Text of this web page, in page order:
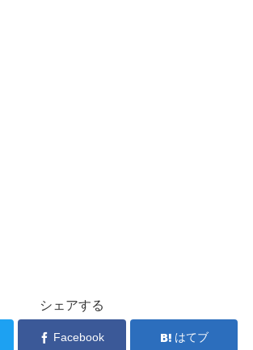
シェアする
Facebook はてブ